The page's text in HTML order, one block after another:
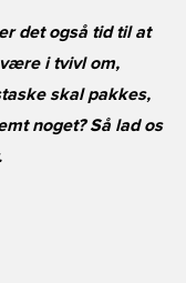
det også tid til at
i tvivl om,
skal pakkes,
noget? Så lad os